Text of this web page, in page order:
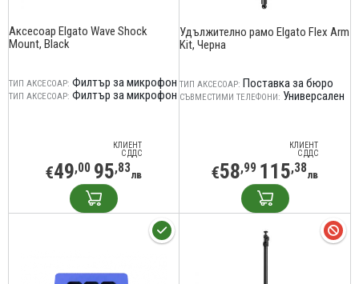
Аксесоар Elgato Wave Shock
Mount, Black
ТИП АКСЕСОАР: Филтър за микрофон
ТИП АКСЕСОАР: Филтър за микрофон
КЛИЕНТ
С ДДС
€49,00 95,83лв
Удължително рамо Elgato Flex Arm
Kit, Черна
ТИП АКСЕСОАР: Поставка за бюро
СЪВМЕСТИМИ ТЕЛЕФОНИ: Универсален
КЛИЕНТ
С ДДС
€58,99 115,38лв